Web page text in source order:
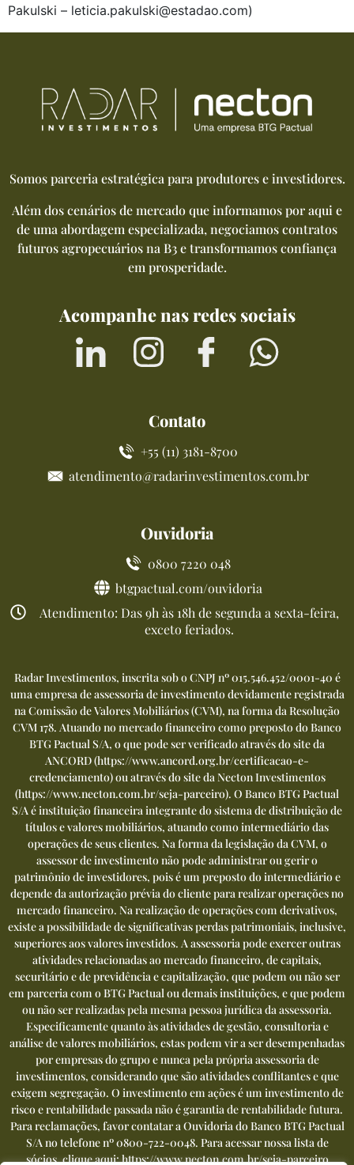
Pakulski – leticia.pakulski@estadao.com)
Somos parceria estratégica para produtores e investidores.
Além dos cenários de mercado que informamos por aqui e
de uma abordagem especializada, negociamos contratos
futuros agropecuários na B3 e transformamos confiança
em prosperidade.
Acompanhe nas redes sociais
Contato
+55 (11) 3181-8700
atendimento@radarinvestimentos.com.br
Ouvidoria
0800 7220 048
btgpactual.com/ouvidoria
Atendimento: Das 9h às 18h de segunda a sexta-feira,
exceto feriados.
Radar Investimentos, inscrita sob o CNPJ nº 015.546.452/0001-40 é
uma empresa de assessoria de investimento devidamente registrada
na Comissão de Valores Mobiliários (CVM), na forma da Resolução
CVM 178. Atuando no mercado financeiro como preposto do Banco
BTG Pactual S/A, o que pode ser verificado através do site da
ANCORD (https://www.ancord.org.br/certificacao-e-
credenciamento) ou através do site da Necton Investimentos
(https://www.necton.com.br/seja-parceiro). O Banco BTG Pactual
S/A é instituição financeira integrante do sistema de distribuição de
títulos e valores mobiliários, atuando como intermediário das
operações de seus clientes. Na forma da legislação da CVM, o
assessor de investimento não pode administrar ou gerir o
patrimônio de investidores, pois é um preposto do intermediário e
depende da autorização prévia do cliente para realizar operações no
mercado financeiro. Na realização de operações com derivativos,
existe a possibilidade de significativas perdas patrimoniais, inclusive,
superiores aos valores investidos. A assessoria pode exercer outras
atividades relacionadas ao mercado financeiro, de capitais,
securitário e de previdência e capitalização, que podem ou não ser
em parceria com o BTG Pactual ou demais instituições, e que podem
ou não ser realizadas pela mesma pessoa jurídica da assessoria.
Especificamente quanto às atividades de gestão, consultoria e
análise de valores mobiliários, estas podem vir a ser desempenhadas
por empresas do grupo e nunca pela própria assessoria de
investimentos, considerando que são atividades conflitantes e que
exigem segregação. O investimento em ações é um investimento de
risco e rentabilidade passada não é garantia de rentabilidade futura.
Para reclamações, favor contatar a Ouvidoria do Banco BTG Pactual
S/A no telefone nº0800-722-0048. Para acessar nossa lista de
sócios, clique aqui:https://www.necton.com.br/seja-parceiro